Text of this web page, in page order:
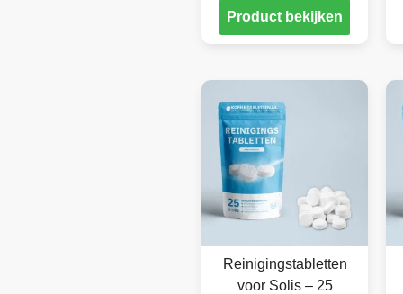
Product bekijken
Reinigingstabletten
voor Solis – 25